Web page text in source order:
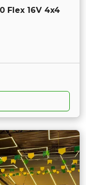
Flex 16V 4x4